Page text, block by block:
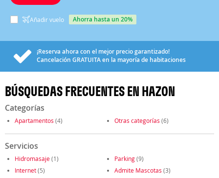
Añadir vuelo ahorra hasta un 20%
¡Reserva ahora con el mejor precio garantizado!
Cancelación GRATUITAen la mayoría de habitaciones
BÚSQUEDAS FRECUENTES EN HAZON
Categorías
Apartamentos (4) Otras categorías (6)
Servicios
Hidromasaje(1) Parking(9)
Internet(5) Admite Mascotas (3)